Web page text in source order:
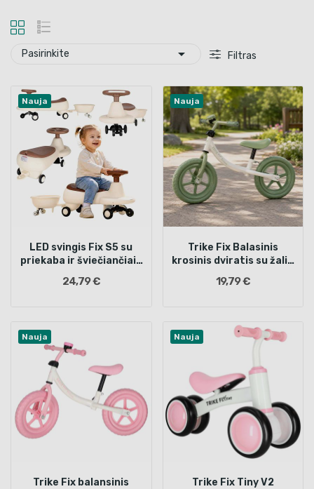
Pasirinkite  Filtras
Nauja
LED svingis Fix S5 su
priekaba ir šviečiančiais
24,79 €
Nauja
Trike Fix Balasinis
krosinis dviratis su žaliu
19,79 €
Nauja
Trike Fix balansinis
Nauja
Trike Fix Tiny V2